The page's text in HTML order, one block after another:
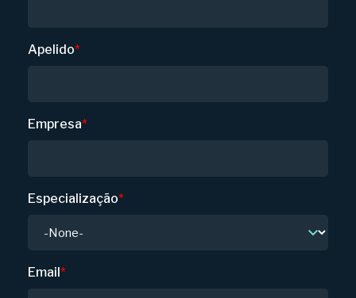
Apelido*
Empresa*
Especialização*
Email*